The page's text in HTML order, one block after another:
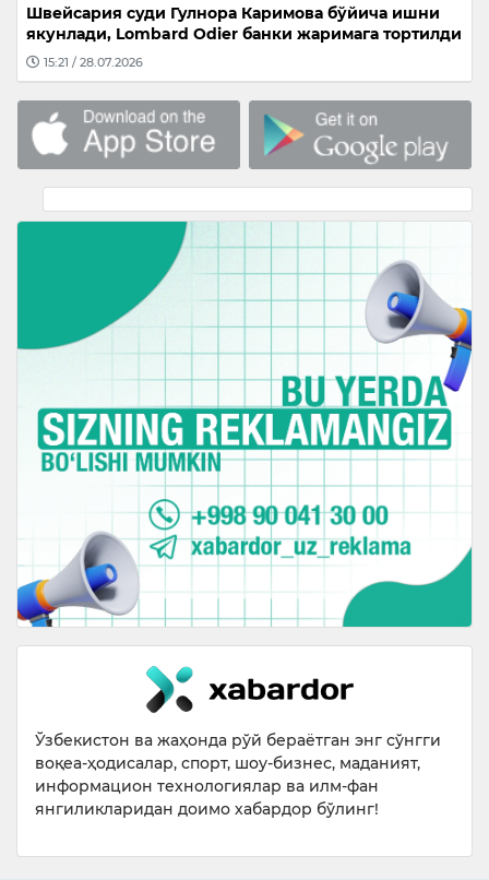
Швейсария суди Гулнора Каримова бўйича ишни
якунлади, Lombard Odier банки жаримага тортилди
15:21 / 28.07.2026
Ўзбекистон ва жаҳонда рўй бераётган энг сўнгги
воқеа-ҳодисалар, спорт, шоу-бизнес, маданият,
информацион технологиялар ва илм-фан
янгиликларидан доимо хабардор бўлинг!